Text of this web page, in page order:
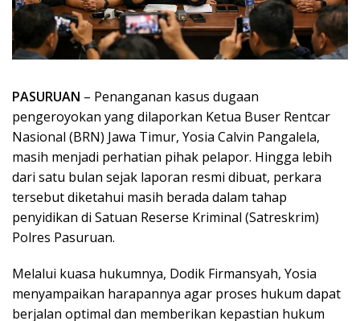
PASURUAN – Penanganan kasus dugaan
pengeroyokan yang dilaporkan Ketua Buser Rentcar
Nasional (BRN) Jawa Timur, Yosia Calvin Pangalela,
masih menjadi perhatian pihak pelapor. Hingga lebih
dari satu bulan sejak laporan resmi dibuat, perkara
tersebut diketahui masih berada dalam tahap
penyidikan di Satuan Reserse Kriminal (Satreskrim)
Polres Pasuruan.
Melalui kuasa hukumnya, Dodik Firmansyah, Yosia
menyampaikan harapannya agar proses hukum dapat
berjalan optimal dan memberikan kepastian hukum